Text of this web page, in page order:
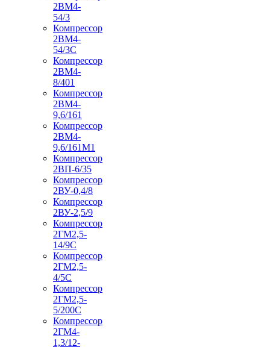
2ВМ4-
54/3
Компрессор
2ВМ4-
54/3С
Компрессор
2ВМ4-
8/401
Компрессор
2ВМ4-
9,6/161
Компрессор
2ВМ4-
9,6/161М1
Компрессор
2ВП-6/35
Компрессор
2ВУ-0,4/8
Компрессор
2ВУ-2,5/9
Компрессор
2ГМ2,5-
14/9С
Компрессор
2ГМ2,5-
4/5С
Компрессор
2ГМ2,5-
5/200С
Компрессор
2ГМ4-
1,3/12-